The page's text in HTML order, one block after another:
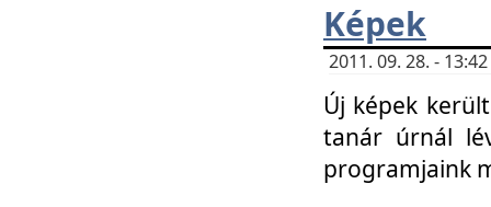
Képek
2011. 09. 28. -
Új képek
tanár úrnál
programjaink